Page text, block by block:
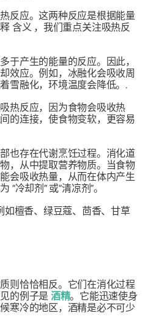
反应。这两种反应是根据能量
含义 ，我们重点关注吸热反
于产生的能量的反应。因此，
效应。例如，冰融化会吸收周
雪融化，环境温度会降低。.
热反应，因为食物会吸收热
的连接，使食物变软，更容易
也存在代谢烹饪过程。消化道
，从中提取营养物质。当食物
会吸收热量，从而在体内产生
“冷却剂”或“清凉剂”。
如檀香、绿豆蔻、茴香、甘草
则恰恰相反。它们在消化过程
的例子是 酒精。它能迅速使身
寒冷的地区，酒精是必不可少